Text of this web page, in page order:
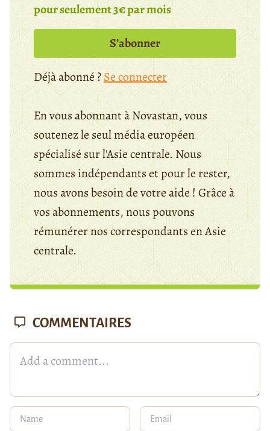
pour seulement 3€ par mois
S’abonner
Déjà abonné ?Se connecter
En vous abonnant à Novastan, vous
soutenez le seul média européen
spécialisé sur l'Asie centrale. Nous
sommes indépendants et pour le rester,
nous avons besoin de votre aide ! Grâce à
vos abonnements, nous pouvons
rémunérer nos correspondants en Asie
centrale.
COMMENTAIRES